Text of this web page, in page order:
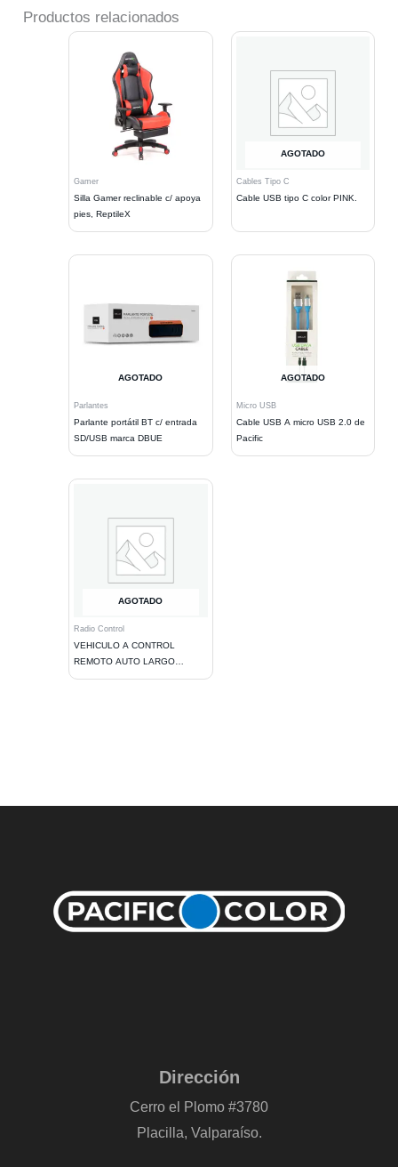
Productos relacionados
Gamer
Silla Gamer reclinable c/ apoya
pies, ReptileX
AGOTADO
Cables Tipo C
Cable USB tipo C color PINK.
AGOTADO
Parlantes
Parlante portátil BT c/ entrada
SD/USB marca DBUE
AGOTADO
Micro USB
Cable USB A micro USB 2.0 de
Pacific
AGOTADO
Radio Control
VEHICULO A CONTROL
REMOTO AUTO LARGO
AJUSTABLE. BLACK
Dirección
Cerro el Plomo #3780
Placilla, Valparaíso.